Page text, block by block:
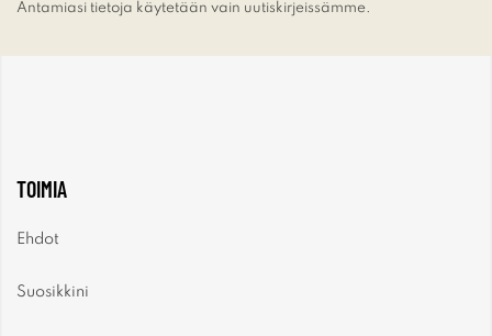
Antamiasi tietoja käytetään vain uutiskirjeissämme.
TOIMIA
Ehdot
Suosikkini